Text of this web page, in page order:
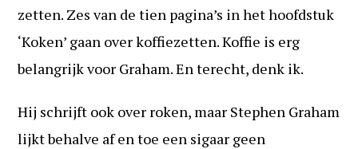
zetten. Zes van de tien pagina’s in het hoofdstuk
‘Koken’ gaan over koffiezetten. Koffie is erg
belangrijk voor Graham. En terecht, denk ik.
Hij schrijft ook over roken, maar Stephen Graham
lijkt behalve af en toe een sigaar geen